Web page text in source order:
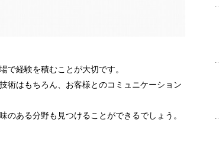
経験を積むことが大切です。
術はもちろん、お客様とのコミュニケーション
ある分野も見つけることができるでしょう。